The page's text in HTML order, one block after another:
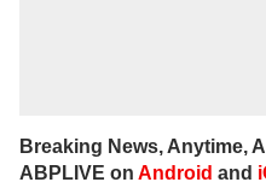
Breaking News, Anytime,
ABPLIVE on Android and